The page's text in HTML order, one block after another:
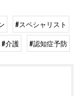
#スペシャリスト
#介護 #認知症予防